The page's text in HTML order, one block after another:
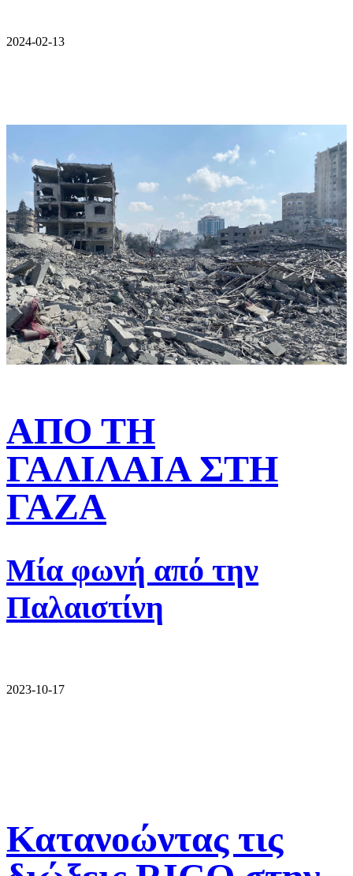
2024-02-13
ΑΠΟ ΤΗ
ΓΑΛΙΛΑΙΑ ΣΤΗ
ΓΑΖΑ
Μία φωνή από την
Παλαιστίνη
2023-10-17
Κατανοώντας τις